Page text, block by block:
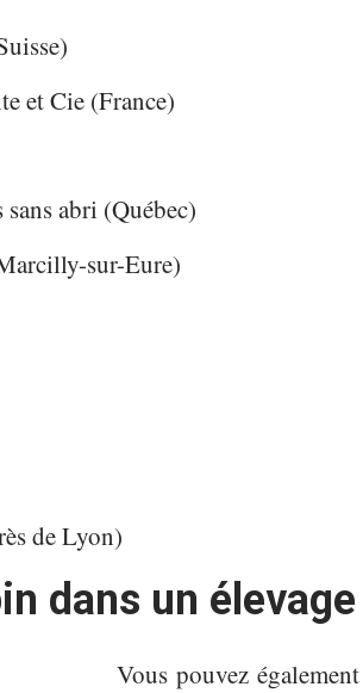
et Cie (France)
abri (Québec)
sur-Eure)
de Lyon)
dans un élevage
Vous pouvez